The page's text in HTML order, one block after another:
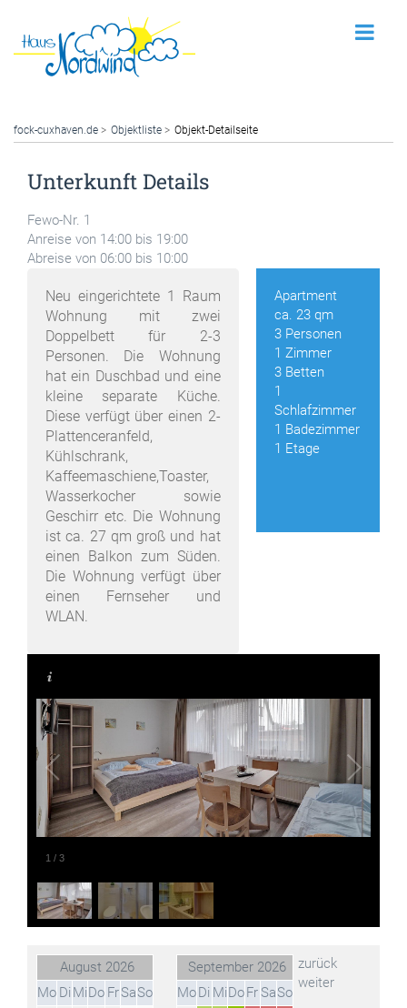
fock-cuxhaven.de Objektliste Objekt-Detailseite
Unterkunft Details
Fewo-Nr. 1
Anreise von 14:00 bis 19:00
Abreise von 06:00 bis 10:00
Neu eingerichtete 1 Raum
Wohnung mit zwei
Doppelbett für 2-3
Personen. Die Wohnung
hat ein Duschbad und eine
kleine separate Küche.
Diese verfügt über einen 2-
Plattenceranfeld,
Kühlschrank,
Kaffeemaschiene,Toaster,
Wasserkocher sowie
Geschirr etc. Die Wohnung
ist ca. 27 qm groß und hat
einen Balkon zum Süden.
Die Wohnung verfügt über
einen Fernseher und
WLAN.
Apartment
ca. 23 qm
3 Personen
1 Zimmer
3 Betten
1
Schlafzimmer
1 Badezimmer
1 Etage
2 / 3
August 2026
Mo Di MiDo FrSaSo
September 2026
MoDi MiDoFrSaSo
zurück
weiter